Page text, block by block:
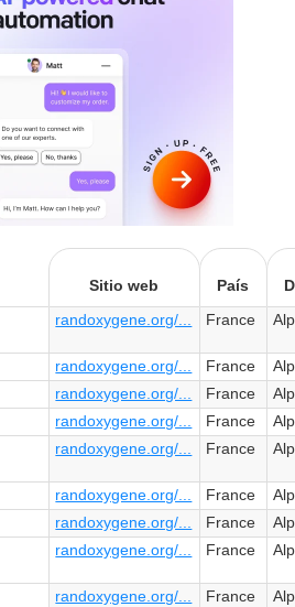
Sitio web País
randoxygene.org/... France
randoxygene.org/... France
randoxygene.org/... France
randoxygene.org/... France
randoxygene.org/... France
randoxygene.org/... France
randoxygene.org/... France
randoxygene.org/... France
randoxygene.org/... France